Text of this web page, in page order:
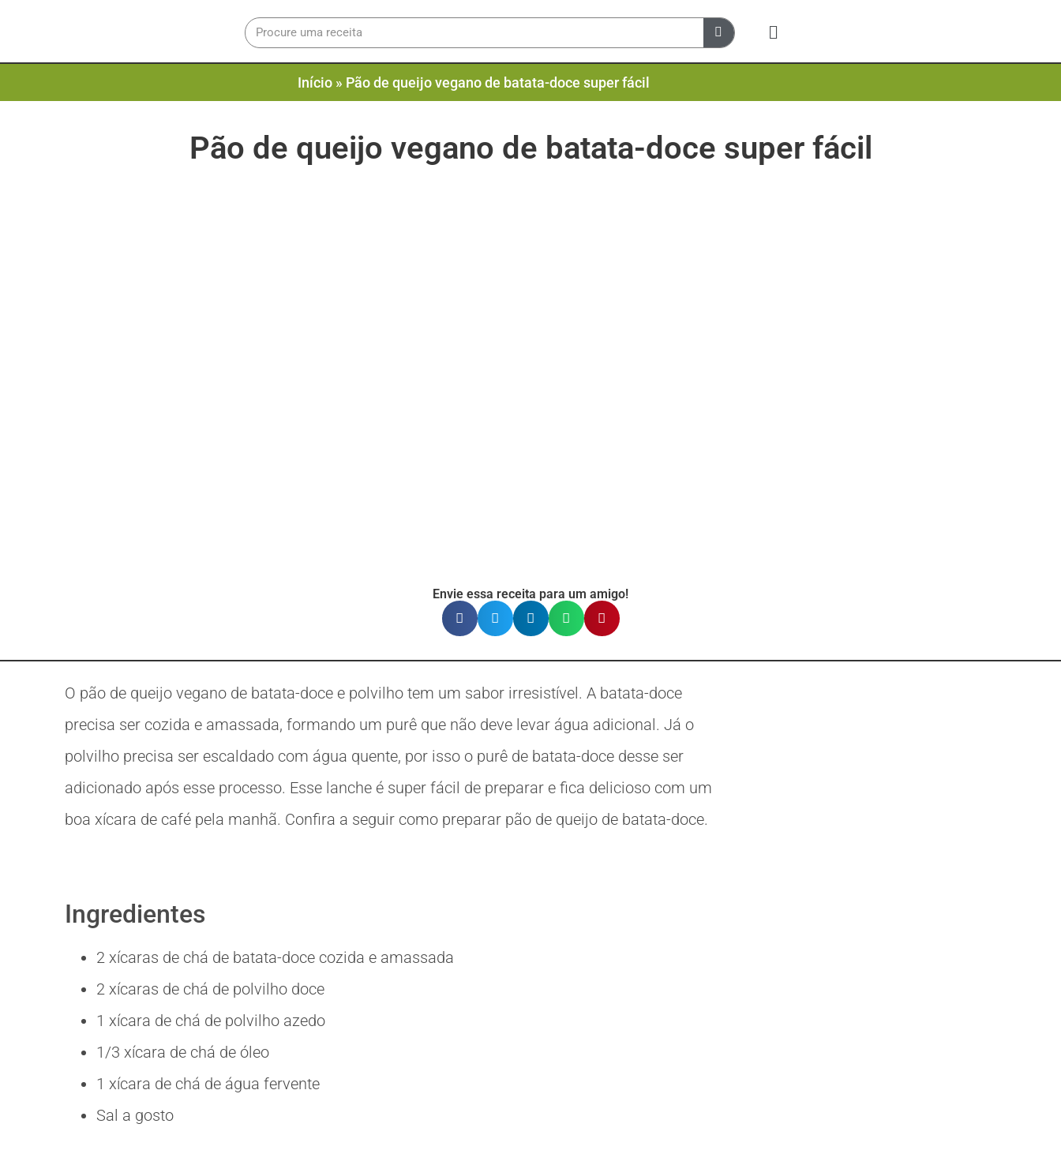
Início » Pão de queijo vegano de batata-doce super fácil
Pão de queijo vegano de batata-doce super fácil
Envie essa receita para um amigo!
O pão de queijo vegano de batata-doce e polvilho tem um sabor irresistível. A batata-doce
precisa ser cozida e amassada, formando um purê que não deve levar água adicional. Já o
polvilho precisa ser escaldado com água quente, por isso o purê de batata-doce desse ser
adicionado após esse processo. Esse lanche é super fácil de preparar e fica delicioso com um
boa xícara de café pela manhã. Confira a seguir como preparar pão de queijo de batata-doce.
Ingredientes
2 xícaras de chá de batata-doce cozida e amassada
2 xícaras de chá de polvilho doce
1 xícara de chá de polvilho azedo
1/3 xícara de chá de óleo
1 xícara de chá de água fervente
Sal a gosto